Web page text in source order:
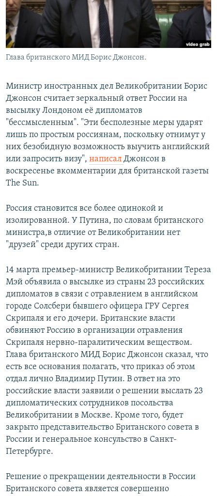
Глава британского МИД Борис Джонсон.
Министр иностранных дел Великобритании Борис
Джонсон считает зеркальный ответ России на
высылку Лондоном её дипломатов
"бессмысленным". "Эти бесполезные меры ударят
лишь по простым россиянам, поскольку отнимут у
них безобидную возможность выучить английский
или запросить визу", написал Джонсон в
воскресенье вкомментарии для британской газеты
The Sun.
Россия становится все более одинокой и
изолированной. У Путина, по словам британского
министра,в отличие от Великобритании нет
"друзей" среди других стран.
14 марта премьер-министр Великобритании Тереза
Мэй объявила о высылке из страны 23 российских
дипломатов в связи с отравлением в английском
городе Солсбери бывшего офицера ГРУ Сергея
Скрипаля и его дочери. Британские власти
обвиняют Россию в организации отравления
Скрипаля нервно-паралитическим веществом.
Глава британского МИД Борис Джонсон сказал, что
есть все основания полагать, что приказ об этом
отдал лично Владимир Путин. В ответ на это
российские власти заявили о решении выслать 23
дипломатических сотрудников посольства
Великобритании в Москве. Кроме того, будет
закрыто представительство Британского совета в
России и генеральное консульство в Санкт-
Петербурге.
Решение о прекращении деятельности в России
Британского совета является совершенно